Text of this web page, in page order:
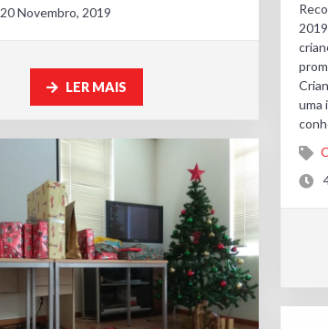
20 Novembro, 2019
LER MAIS
uma